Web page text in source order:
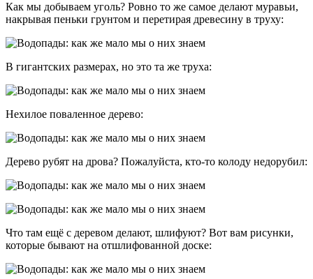
Как мы добываем уголь? Ровно то же самое делают муравьи,
накрывая пеньки грунтом и перетирая древесину в труху:
В гигантских размерах, но это та же труха:
Нехилое поваленное дерево:
Дерево рубят на дрова? Пожалуйста, кто-то колоду недорубил:
Что там ещё с деревом делают, шлифуют? Вот вам рисунки,
которые бывают на отшлифованной доске: